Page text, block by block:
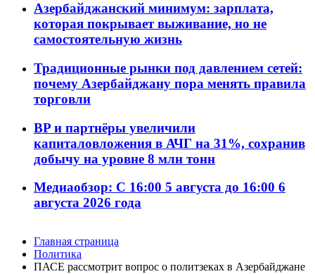
Азербайджанский минимум: зарплата,
которая покрывает выживание, но не
самостоятельную жизнь
Традиционные рынки под давлением сетей:
почему Азербайджану пора менять правила
торговли
BP и партнёры увеличили
капиталовложения в АЧГ на 31%, сохранив
добычу на уровне 8 млн тонн
Медиаобзор: С 16:00 5 августа до 16:00 6
августа 2026 года
Главная страница
Политика
ПАСЕ рассмотрит вопрос о политзеках в Азербайджане